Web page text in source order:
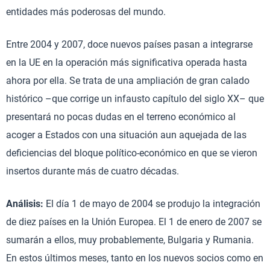
entidades más poderosas del mundo.
Entre 2004 y 2007, doce nuevos países pasan a integrarse
en la UE en la operación más significativa operada hasta
ahora por ella. Se trata de una ampliación de gran calado
histórico –que corrige un infausto capítulo del siglo XX– que
presentará no pocas dudas en el terreno económico al
acoger a Estados con una situación aun aquejada de las
deficiencias del bloque político-económico en que se vieron
insertos durante más de cuatro décadas.
Análisis: El día 1 de mayo de 2004 se produjo la integración
de diez países en la Unión Europea. El 1 de enero de 2007 se
sumarán a ellos, muy probablemente, Bulgaria y Rumania.
En estos últimos meses, tanto en los nuevos socios como en